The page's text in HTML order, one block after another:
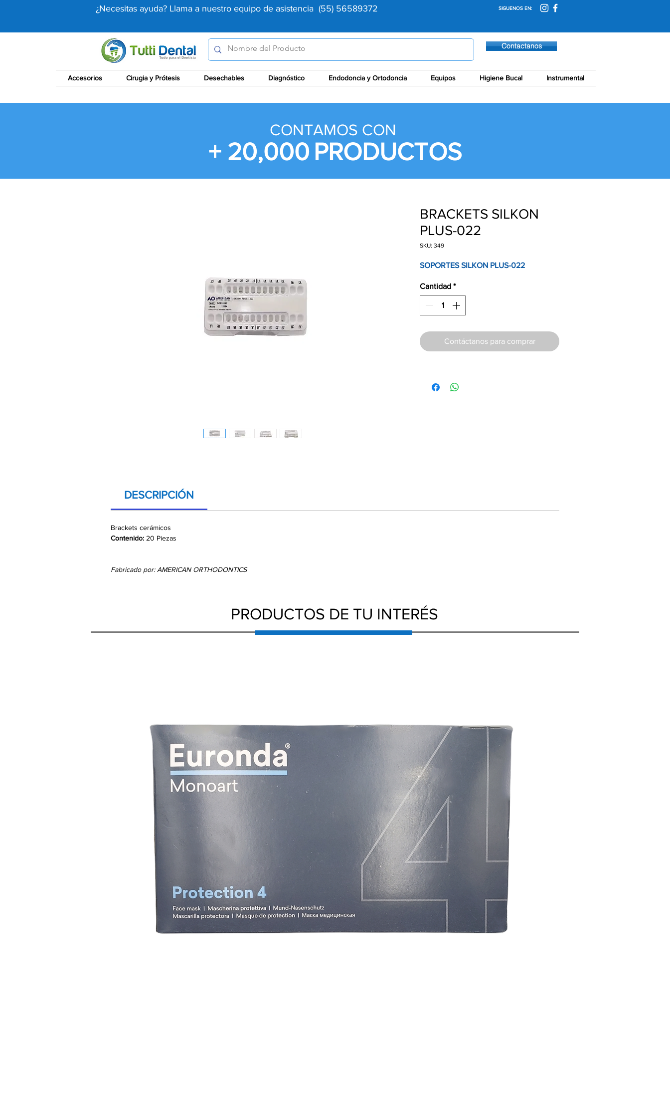
¿Necesitas ayuda? Llama a nuestro equipo de asistencia (55) 56589372 SIGUENOS EN:
Contactanos
Accesorios Cirugia y Prótesis Desechables Diagnóstico Endodoncia y Ortodoncia Equipos Higiene Bucal Instrumental
CONTAMOS CON
+ 20,000 PRODUCTOS
BRACKETS SILKON
PLUS-022
SKU: 349
SOPORTES SILKON PLUS-022
Cantidad *
Contáctanos para comprar
DESCRIPCIÓN
Brackets cerámicos
Contenido: 20 Piezas
Fabricado por: AMERICAN ORTHODONTICS
PRODUCTOS DE TU INTERÉS